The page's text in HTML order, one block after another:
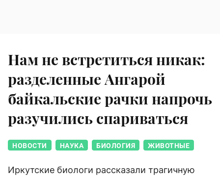
Нам не встретиться никак:
разделенные Ангарой
байкальские рачки напрочь
разучились спариваться
НОВОСТИ НАУКА БИОЛОГИЯ ЖИВОТНЫЕ
Иркутские биологи рассказали трагичную